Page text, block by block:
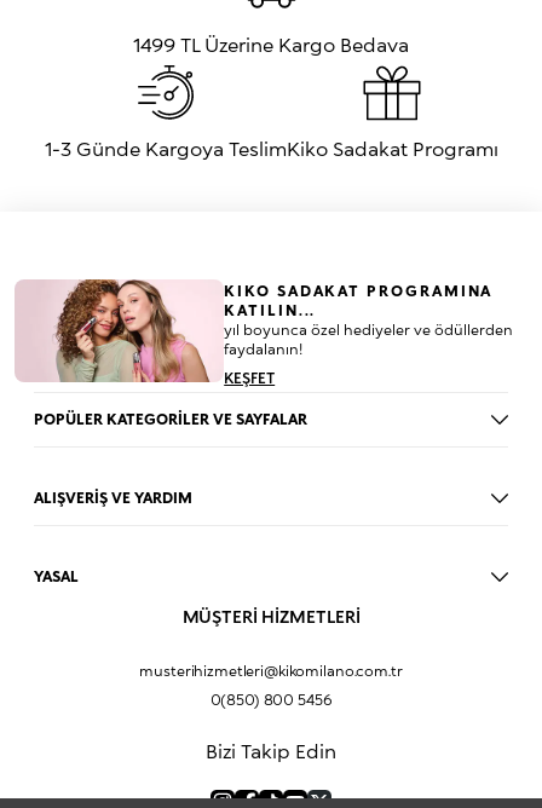
1499 TL Üzerine Kargo Bedava
1-3 Günde Kargoya TeslimKiko Sadakat Programı
KIKO SADAKAT PROGRAMINA
KATILIN...
yıl boyunca özel hediyeler ve ödüllerden
faydalanın!
KEŞFET
POPÜLER KATEGORİLER VE SAYFALAR
Göz Farı
Allık
Makyaj Bazı
ALIŞVERİŞ VE YARDIM
Sıkça Sorulan Sorular
Hediyeni Kişiselleştir
YASAL
Mesafeli Satış Sözleşmesi
KVKK Politikası ve Gizlilik
Ürün Güvenlik Bilgi Formları (SDS)
MÜŞTERİ HİZMETLERİ
musterihizmetleri@kikomilano.com.tr
0(850) 800 5456
Bizi Takip Edin